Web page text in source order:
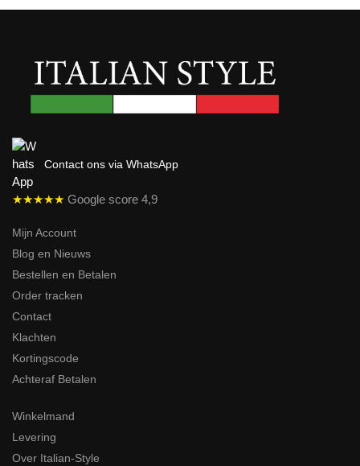
Contact ons via WhatsApp
★★★★★ Google score 4,9
Mijn Account
Blog en Nieuws
Bestellen en Betalen
Order tracken
Contact
Klachten
Kortingscode
Achteraf Betalen
Winkelmand
Levering
Over Italian-Style